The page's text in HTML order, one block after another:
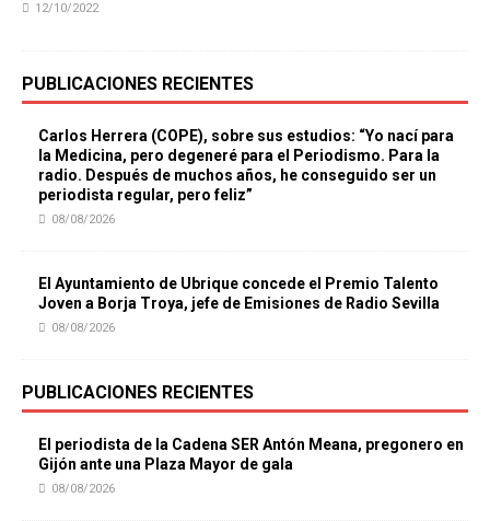
12/10/2022
PUBLICACIONES RECIENTES
Carlos Herrera (COPE), sobre sus estudios: “Yo nací para
la Medicina, pero degeneré para el Periodismo. Para la
radio. Después de muchos años, he conseguido ser un
periodista regular, pero feliz”
08/08/2026
El Ayuntamiento de Ubrique concede el Premio Talento
Joven a Borja Troya, jefe de Emisiones de Radio Sevilla
08/08/2026
PUBLICACIONES RECIENTES
El periodista de la Cadena SER Antón Meana, pregonero en
Gijón ante una Plaza Mayor de gala
08/08/2026